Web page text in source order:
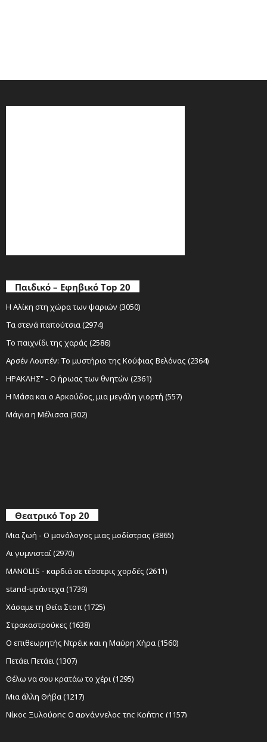
Παιδικό – Εφηβικό Top 20
Η Αλίκη στη χώρα των ψαριών (3050)
Τα στενά παπούτσια (2974)
Το παιχνίδι της χαράς (2586)
Αρσέν Λουπέν: Το μυστήριο της Κούφιας Βελόνας (2364)
ΗΡΑΚΛΗΣ" - Ο ήρωας των θνητών (2361)
Η Μάσα και ο Αρκούδος, μια μεγάλη γιορτή (557)
Μάγια η Μέλισσα (302)
Θεατρικό Top 20
Μια ζωή - Ο μονόλογος μιας μοδίστρας (3865)
Αι γυμνισταί (2970)
MANOLIS - καρδιά σε τέσσερις χορδές (2611)
stand-upάντεχα (1739)
Χάσαμε τη Θεία Στοπ (1725)
Στρακαστρούκες (1638)
Ο επιθεωρητής Ντρέικ και η Μαύρη Χήρα (1560)
Πετάει Πετάει (1307)
Θέλω να σου κρατάω το χέρι (1295)
Μια άλλη Θήβα (1217)
Νίκος Ξυλούρης Ο αρχάγγελος της Κρήτης (1157)